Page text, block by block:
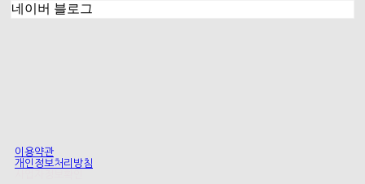
네이버 블로그
이용약관
개인정보처리방침